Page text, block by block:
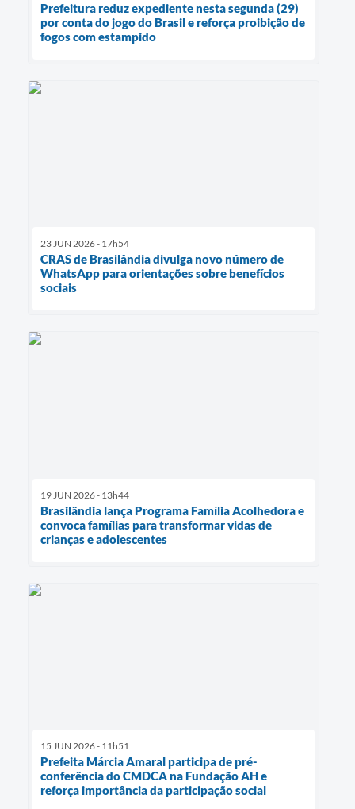
Prefeitura reduz expediente nesta segunda (29)
por conta do jogo do Brasil e reforça proibição de
fogos com estampido
23 JUN 2026 - 17h54
CRAS de Brasilândia divulga novo número de
WhatsApp para orientações sobre benefícios
sociais
19 JUN 2026 - 13h44
Brasilândia lança Programa Família Acolhedora e
convoca famílias para transformar vidas de
crianças e adolescentes
15 JUN 2026 - 11h51
Prefeita Márcia Amaral participa de pré-
conferência do CMDCA na Fundação AH e
reforça importância da participação social